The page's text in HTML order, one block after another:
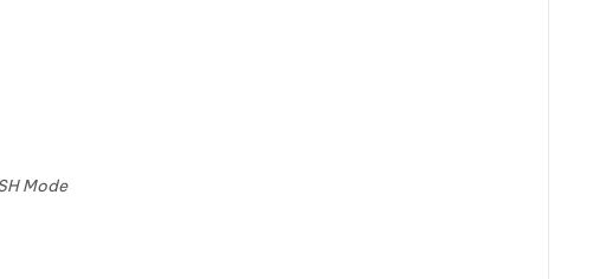
Mode